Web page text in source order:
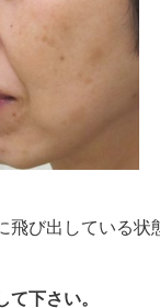
飛び出している状
下さい。